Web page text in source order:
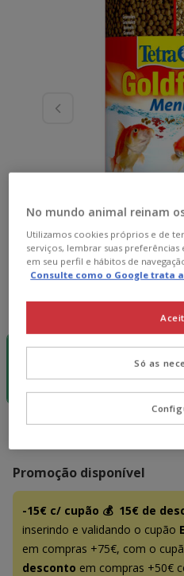
-15€ c/
cupão 💰
7.79€
(31.16€ / l)
Promoção disponível
-15€ c/ cupão 💰 15€ de
inserindo e validando o cupão
em compras +75€, com o
desconto em compras +50€
No mundo animal reinam
Utilizamos cookies próprios e de
serviços, lembrar suas
em seu perfil e hábitos de
Consulte como o Google trata
Só as